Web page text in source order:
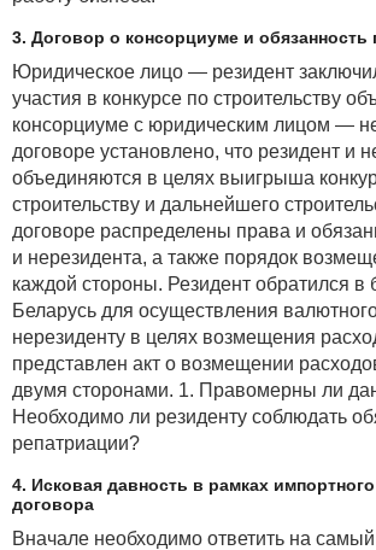
3. Договор о консорциуме и обязанность
Юридическое лицо — резидент
участия в конкурсе по строительству
консорциуме с юридическим лицом —
договоре установлено, что резидент и
объединяются в целях выигрыша
строительству и дальнейшего
договоре распределены права и
и нерезидента, а также порядок
каждой стороны. Резидент обратился в
Беларусь для осуществления
нерезиденту в целях возмещения
представлен акт о возмещении
двумя сторонами. 1. Правомерны ли
Необходимо ли резиденту соблюдать
репатриации?
4. Исковая давность в рамках
договора
Вначале необходимо ответить на